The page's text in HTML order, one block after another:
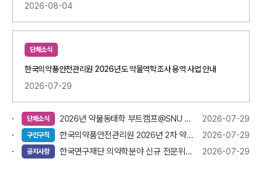
2026-08-04
단체소식
한국의약품안전관리원 2026년도 약물역학조사 용역 사업 안내
2026-07-29
단체소식 2026년 약물동태학 부트캠프@SNU 참가 안내 2026-07-29
구인구직 한국의약품안전관리원 2026년 2차 약무직 채용 공고 2026-07-29
공지사항 한국연구재단 의약학분야 신규 전문위원 후보자 추천 접수 안내 2026-07-29